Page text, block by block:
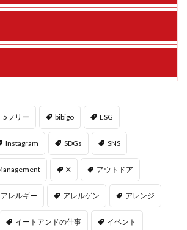
5フリー bibigo ESG
Instagram SDGs SNS
X アウトドア
アレルギー アレルゲン アレンジ
イートアンドの仕事 イベント